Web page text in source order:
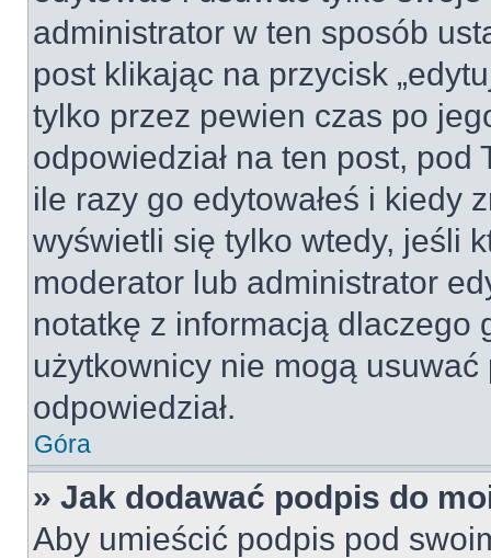
administrator w ten sposób
post klikając na przycisk
tylko przez pewien czas po
odpowiedział na ten post,
ile razy go edytowałeś i kiedy
wyświetli się tylko wtedy, jeśli
moderator lub administrator
notatkę z informacją dlaczego
użytkownicy nie mogą
odpowiedział.
Góra
» Jak dodawać podpis do
Aby umieścić podpis pod